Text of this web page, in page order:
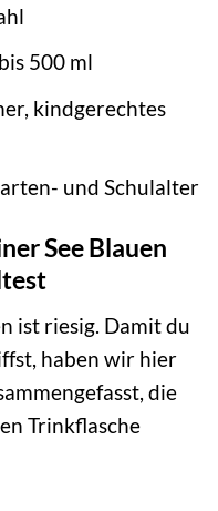
500 ml
kindgerechtes
und Schulalter
See Blauen
ist riesig. Damit du
haben wir hier
die
Trinkflasche